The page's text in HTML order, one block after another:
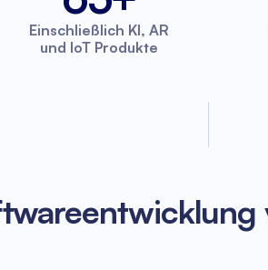
Einschließlich KI, AR
und IoT Produkte